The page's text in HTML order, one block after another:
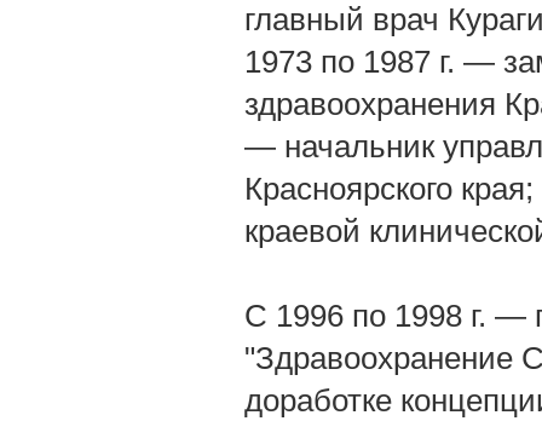
главный врач
1973 по 1987 г. —
здравоохранения
— начальник
Красноярского
краевой
С 1996 по 1998 г. —
"Здравоохранение
доработке